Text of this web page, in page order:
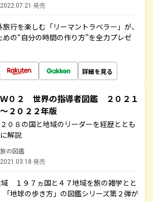
2022.07.21 発売
行を楽しむ「リーマントラベラー」が、
の“自分の時間の作り方”を全力プレゼ
詳細を見る
Ｗ０２ 世界の指導者図鑑 ２０２１
～２０２２年版
２０８の国と地域のリーダーを経歴ととも
に解説
旅の図鑑
2021.03.18 発売
域 １９７ヵ国と４７地域を旅の雑学とと
「地球の歩き方」の図鑑シリーズ第２弾が